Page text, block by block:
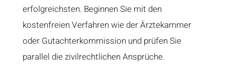
erfolgreichsten. Beginnen Sie mit den
kostenfreien Verfahren wie der Ärztekammer
oder Gutachterkommission und prüfen Sie
parallel die zivilrechtlichen Ansprüche.